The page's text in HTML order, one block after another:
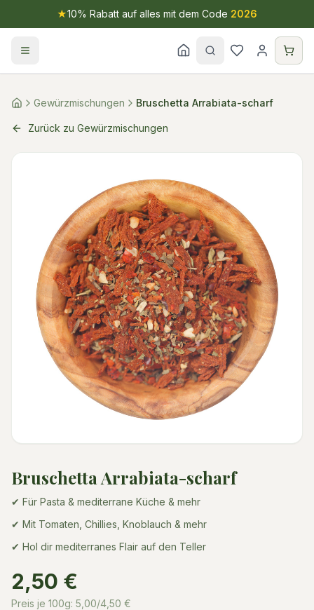
★10% Rabatt auf alles mit dem Code 2026
Gewürzmischungen Bruschetta Arrabiata-scharf
Zurück zu Gewürzmischungen
Bruschetta Arrabiata-scharf
✔ Für Pasta & mediterrane Küche & mehr
✔ Mit Tomaten, Chillies, Knoblauch & mehr
✔ Hol dir mediterranes Flair auf den Teller
2,50 €
Preis je 100g: 5,00/4,50 €